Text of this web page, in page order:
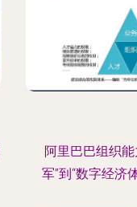
阿里巴巴组织
军”到“数字经济